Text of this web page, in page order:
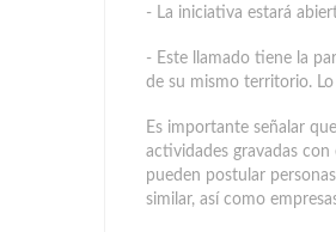
- La iniciativa estará
- Este llamado tiene la
de su mismo territorio.
Es importante señalar
actividades gravadas
pueden postular
similar, así como